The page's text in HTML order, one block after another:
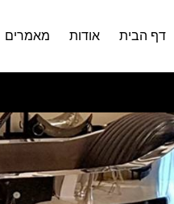
דף הבית אודות מאמרים